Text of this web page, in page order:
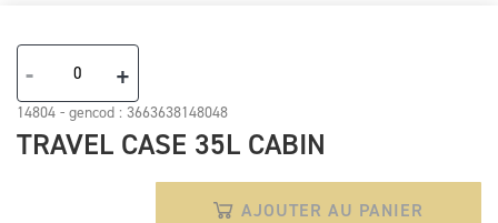
- +
14804 - gencod : 3663638148048
TRAVEL CASE 35L CABIN
AJOUTER AU PANIER
the
beginning
the
images